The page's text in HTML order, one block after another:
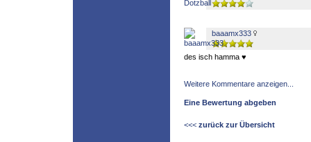
baaamx333
des isch hamma ♥
Weitere Kommentare anzeigen...
Eine Bewertung abgeben
<<< zurück zur Übersicht